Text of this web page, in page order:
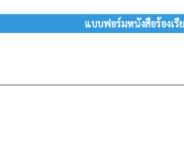
แบบฟอร์มหนังสือร้องเ